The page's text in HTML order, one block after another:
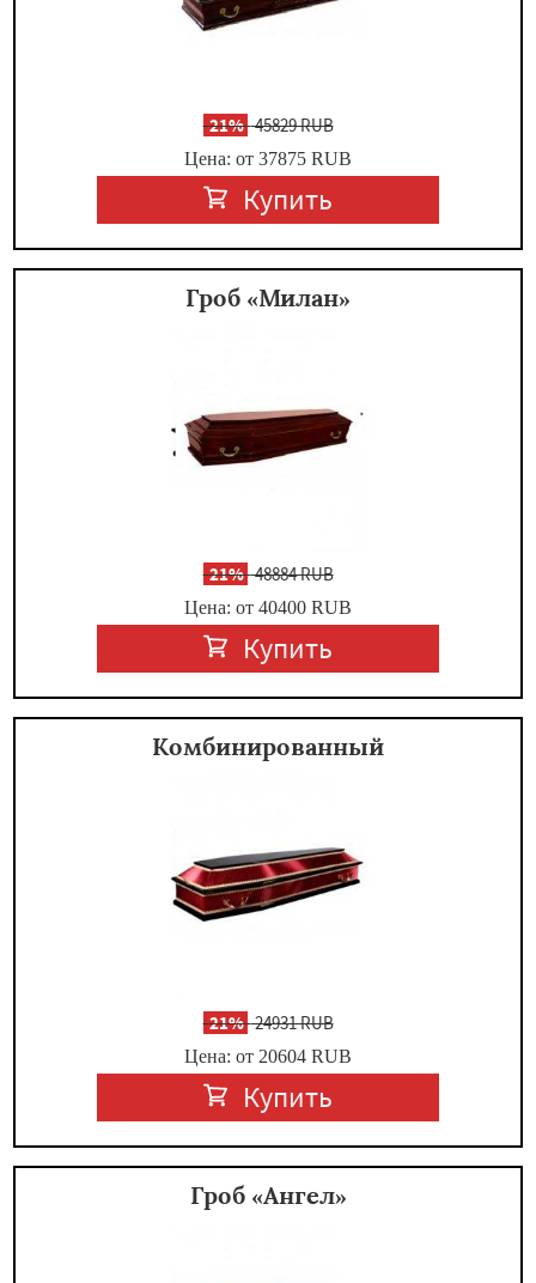
-21%45829 RUB
Цена: от 37875 RUB
Купить
Гроб «Милан»
-21%48884 RUB
Цена: от 40400 RUB
Купить
Комбинированный
-21%24931 RUB
Цена: от 20604 RUB
Купить
Гроб «Ангел»